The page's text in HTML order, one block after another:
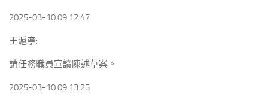
2025-03-10 09:12:47
王滬寧:
請任務職員宣讀陳述草案。
2025-03-10 09:13:25